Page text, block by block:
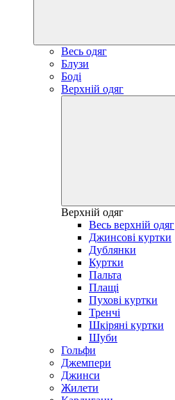
Весь одяг
Блузи
Боді
Верхній одяг
Верхній одяг
Весь верхній одяг
Джинсові куртки
Дублянки
Куртки
Пальта
Плащі
Пухові куртки
Тренчі
Шкіряні куртки
Шуби
Гольфи
Джемпери
Джинси
Жилети